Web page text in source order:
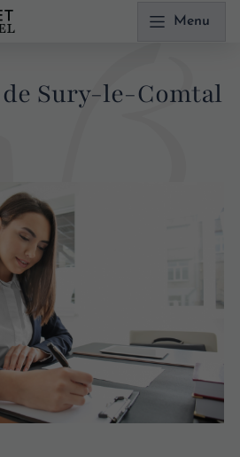
Menu
Sury-le-Comtal